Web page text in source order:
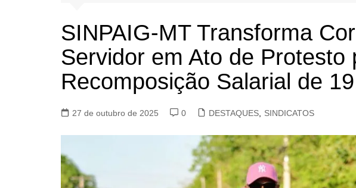
SINPAIG-MT Transforma
Servidor em Ato de Protesto
Recomposição Salarial de
27 de outubro de 2025 0 DESTAQUES SINDICATOS